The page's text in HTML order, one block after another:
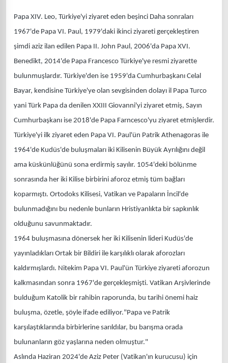
Papa XIV. Leo, Türkiye'yi ziyaret eden beşinci Daha sonraları
1967'de Papa VI. Paul, 1979'daki ikinci ziyareti gerçekleştiren
şimdi aziz ilan edilen Papa II. John Paul, 2006'da Papa XVI.
Benedikt, 2014'de Papa Francesco Türkiye'ye resmi ziyarette
bulunmuşlardır. Türkiye'den ise 1959'da Cumhurbaşkanı Celal
Bayar, kendisine Türkiye'ye olan sevgisinden dolayı il Papa Turco
yani Türk Papa da denilen XXIII Giovanni'yi ziyaret etmiş, Sayın
Cumhurbaşkanı ise 2018'de Papa Farncesco'yu ziyaret etmişlerdir.
Türkiye'yi ilk ziyaret eden Papa VI. Paul'ün Patrik Athenagoras ile
1964'de Kudüs'de buluşmaları iki Kilisenin Büyük Ayrılığını değil
ama küskünlüğünü sona erdirmiş sayılır. 1054'deki bölünme
sonrasında her iki Kilise birbirini aforoz etmiş tüm bağları
koparmıştı. Ortodoks Kilisesi, Vatikan ve Papaların İncil'de
bulunmadığını bu nedenle bunların Hristiyanlıkta bir sapkınlık
olduğunu savunmaktadır.
1964 buluşmasına dönersek her iki Kilisenin lideri Kudüs'de
yayınladıkları Ortak bir Bildiri ile karşılıklı olarak aforozları
kaldırmışlardı. Nitekim Papa VI. Paul'ün Türkiye ziyareti aforozun
kalkmasından sonra 1967'de gerçekleşmişti. Vatikan Arşivlerinde
bulduğum Katolik bir rahibin raporunda, bu tarihi önemi haiz
buluşma, özetle, şöyle ifade ediliyor."Papa ve Patrik
karşılaştıklarında birbirlerine sarıldılar, bu barışma orada
bulunanların göz yaşlarına neden olmuştur."
Aslında Haziran 2024'de Aziz Peter (Vatikan'ın kurucusu) için